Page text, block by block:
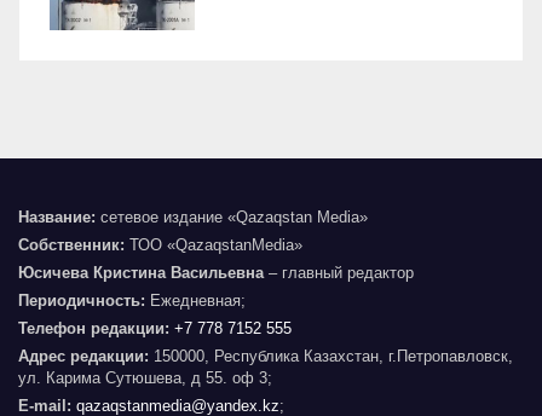
Название: сетевое издание «Qazaqstan Media»
Собственник: ТОО «QazaqstanMedia»
Юсичева Кристина Васильевна – главный редактор
Периодичность: Ежедневная;
Телефон редакции: +7 778 7152 555
Адрес редакции: 150000, Республика Казахстан, г.Петропавловск,
ул. Карима Сутюшева, д 55. оф 3;
E-mail: qazaqstanmedia@yandex.kz;